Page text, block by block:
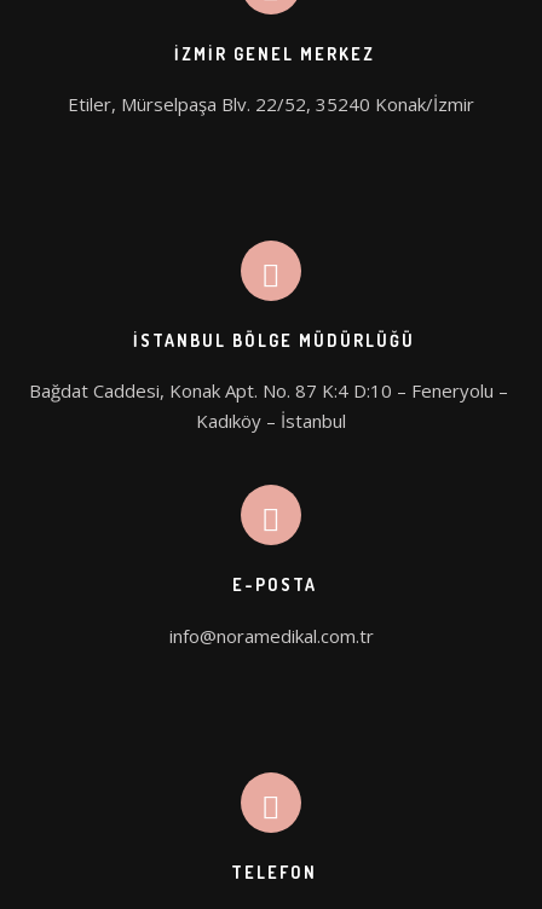
İZMIR GENEL MERKEZ
Etiler, Mürselpaşa Blv. 22/52, 35240 Konak/İzmir
İSTANBUL BÖLGE MÜDÜRLÜĞÜ
Bağdat Caddesi, Konak Apt. No. 87 K:4 D:10 – Feneryolu –
Kadıköy – İstanbul
E-POSTA
info@noramedikal.com.tr
TELEFON